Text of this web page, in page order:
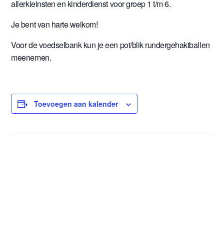
allerkleinsten en kinderdienst voor groep 1 t/m 6.
Je bent van harte welkom!
Voor de voedselbank kun je een pot/blik rundergehaktballen
meenemen.
Toevoegen aan kalender